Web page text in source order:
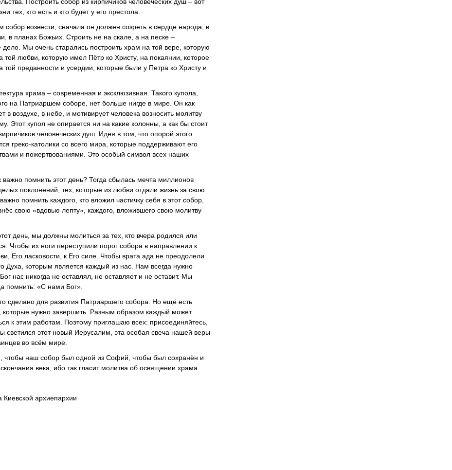
тех, кто есть и кто будет у его престола.
собор возвести, сначала он должен созреть в сердце народа, в
в планах Божьих. Строить не на скале, а на песке –
Мы очень старались построить храм на той вере, которую
той любви, которую имел Пётр ко Христу, на покаянии, которое
той преданности и усердии, которые были у Петра ко Христу и
храма – современная и эксклюзивная. Такого купола,
на Патриаршем соборе, нет больше нигде в мире. Он как
в воздухе, в небе, и мотивирует человека возносить молитву
Этот купол не опирается ни на какие колонны, а как бы стоит
человеческих душ. Идея в том, что опорой этого
греко-католики со всего мира, которые поддерживают его
и пожертвованиями. Это особый символ всех наших
важно помнить этот день? Тогда сбылась мечта миллионов
поклонений, тех, которые из любви отдали жизнь за свою
помнить каждого, кто вложил частичку себя в этот собор,
свою «вдовью лепту», каждого, вложившего свою молитву
день, мы должны молиться за тех, кто вчера родился или
Чтобы их ноги переступили порог собора в направлении к
Его ласковости, к Его силе. Чтобы врата ада не преодолели
Духа, которым является каждый из нас. Нам всегда нужно
нас никогда не оставлял, не оставляет и не оставит. Мы
помнить: «С нами Бог».
сделано для развития Патриаршего собора. Но ещё есть
которые нужно завершить. Разным образом каждый может
к этим работам. Поэтому приглашаю всех: присоединяйтесь,
светился этот новый Иерусалим, эта особая свеча нашей веры
во всём мире.
чтобы наш собор был одной из Софий, чтобы был сохранён и
века, ибо так гласит молитва об освящении храма.
Киевской архиепархии